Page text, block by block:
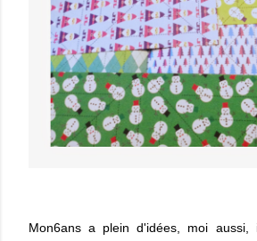
Mon6ans a plein d'idées, moi aussi,